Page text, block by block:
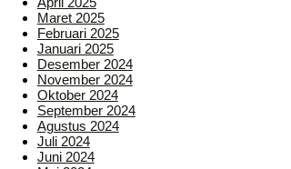
Maret 2025
Februari 2025
Januari 2025
Desember 2024
November 2024
Oktober 2024
September 2024
Agustus 2024
Juli 2024
Juni 2024